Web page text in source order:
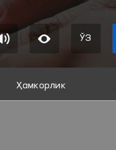
ЎЗ
Ҳамкорлик